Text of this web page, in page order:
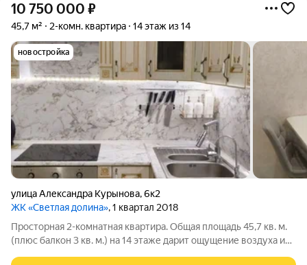
10 750 000 ₽
45,7 м² 2-комн. квартира 14 этаж из 14
новостройка
улица Александра Курынова,6к2
ЖК «Светлая долина», 1 квартал 2018
Просторная 2-комнатная квартира. Общая площадь 45,7 кв. м.
(плюс балкон 3 кв. м.) на 14 этаже дарит ощущение воздуха и